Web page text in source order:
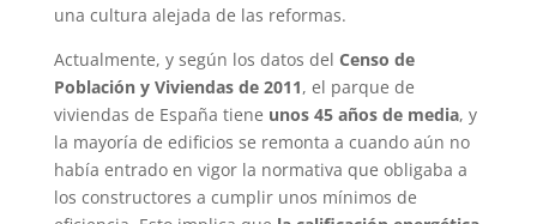
una cultura alejada de las reformas.
Actualmente, y según los datos del Censo de
Población y Viviendas de 2011, el parque de
viviendas de España tiene unos 45 años de media, y
la mayoría de edificios se remonta a cuando aún no
había entrado en vigor la normativa que obligaba a
los constructores a cumplir unos mínimos de